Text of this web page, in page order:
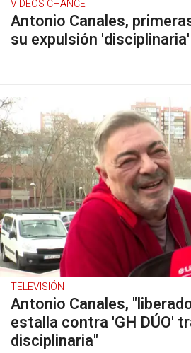
VÍDEOS CHANCE
Antonio Canales,
su expulsión 'disciplinaria'
TELEVISIÓN
Antonio Canales,
estalla contra 'GH DÚO'
disciplinaria"